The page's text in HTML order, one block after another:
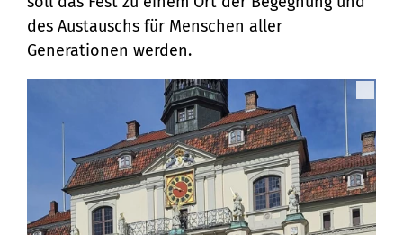
des Austauschs für Menschen aller
Generationen werden.